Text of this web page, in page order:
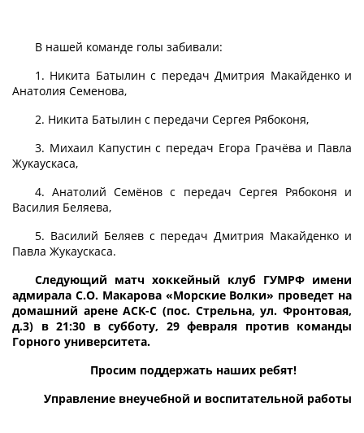
В нашей команде голы забивали:
1. Никита Батылин с передач Дмитрия Макайденко и
Анатолия Семенова,
2. Никита Батылин с передачи Сергея Рябоконя,
3. Михаил Капустин с передач Егора Грачёва и Павла
Жукаускаса,
4. Анатолий Семёнов с передач Сергея Рябоконя и
Василия Беляева,
5. Василий Беляев с передач Дмитрия Макайденко и
Павла Жукаускаса.
Следующий матч хоккейный клуб ГУМРФ имени
адмирала С.О. Макарова «Морские Волки» проведет на
домашний арене АСК-С (пос. Стрельна, ул. Фронтовая,
д.3) в 21:30 в субботу, 29 февраля против команды
Горного университета.
Просим поддержать наших ребят!
Управление внеучебной и воспитательной работы